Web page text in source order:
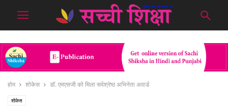
होम शोकेस डॉ. एमएसजी को मिला सर्वश्रेष्ठ अभिनेता अवार्ड
शोकेस